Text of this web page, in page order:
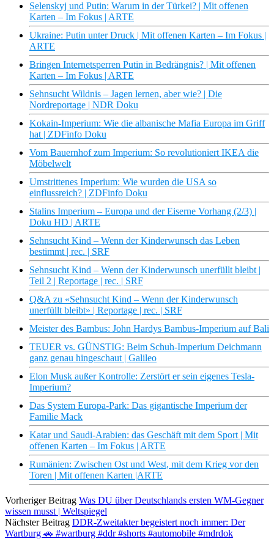
Selenskyj und Putin: Warum in der Türkei? | Mit offenen
Karten – Im Fokus | ARTE
Ukraine: Putin unter Druck | Mit offenen Karten – Im Fokus |
ARTE
Bringen Internetsperren Putin in Bedrängnis? | Mit offenen
Karten – Im Fokus | ARTE
Sehnsucht Wildnis – Jagen lernen, aber wie? | Die
Nordreportage | NDR Doku
Kokain-Imperium: Wie die albanische Mafia Europa im Griff
hat | ZDFinfo Doku
Vom Bauernhof zum Imperium: So revolutioniert IKEA die
Möbelwelt
Umstrittenes Imperium: Wie wurden die USA so
einflussreich? | ZDFinfo Doku
Stalins Imperium – Europa und der Eiserne Vorhang (2/3) |
Doku HD | ARTE
Sehnsucht Kind – Wenn der Kinderwunsch das Leben
bestimmt | rec. | SRF
Sehnsucht Kind – Wenn der Kinderwunsch unerfüllt bleibt |
Teil 2 | Reportage | rec. | SRF
Q&A zu «Sehnsucht Kind – Wenn der Kinderwunsch
unerfüllt bleibt» | Reportage | rec. | SRF
Meister des Bambus: John Hardys Bambus-Imperium auf Bali
TEUER vs. GÜNSTIG: Beim Schuh-Imperium Deichmann
ganz genau hingeschaut | Galileo
Elon Musk außer Kontrolle: Zerstört er sein eigenes Tesla-
Imperium?
Das System Europa-Park: Das gigantische Imperium der
Familie Mack
Katar und Saudi-Arabien: das Geschäft mit dem Sport | Mit
offenen Karten – Im Fokus | ARTE
Rumänien: Zwischen Ost und West, mit dem Krieg vor den
Toren | Mit offenen Karten |ARTE
Vorheriger Beitrag Was DU über Deutschlands ersten WM-Gegner
wissen musst | Weltspiegel
Nächster Beitrag DDR-Zweitakter begeistert noch immer: Der
Wartburg 🚗 #wartburg #ddr #shorts #automobile #mdrdok